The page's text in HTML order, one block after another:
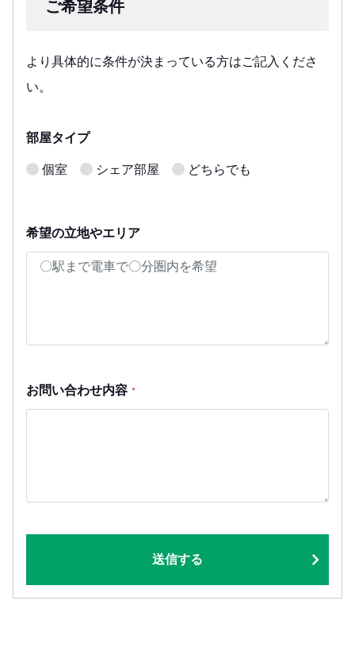
ご希望条件
より具体的に条件が決まっている方はご記入くださ
い。
部屋タイプ
個室 シェア部屋 どちらでも
希望の立地やエリア
お問い合わせ内容 *
送信する